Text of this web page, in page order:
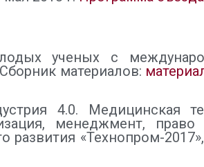
ученых с
материалов:
4.0. Медицинская
менеджмент,
развития «Технопром-